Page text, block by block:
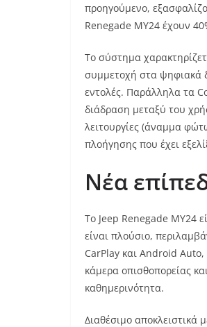
προηγούμενο,
Renegade MY24 έχουν
Το σύστημα
συμμετοχή στα ψηφιακά
εντολές. Παράλληλα τα
διάδραση μεταξύ του
λειτουργίες (άναμμα
πλοήγησης που έχει
Νέα
Το Jeep Renegade MY24
είναι πλούσιο,
CarPlay και Android Auto,
κάμερα οπισθοπορείας
καθημερινότητα.
Διαθέσιμο